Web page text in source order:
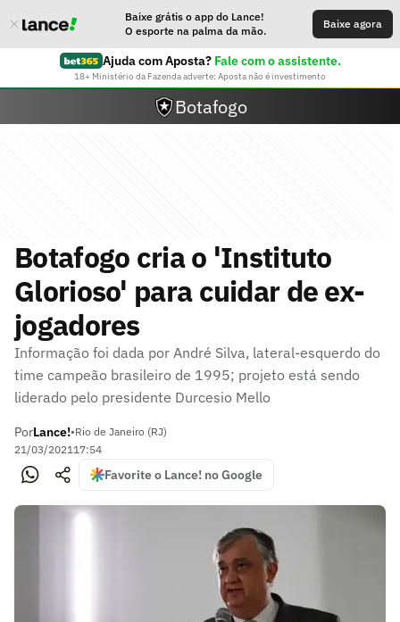
Baixe grátis o app do Lance!
O esporte na palma da mão.
Baixe agora
Ajuda com Aposta? Fale com o assistente.
18+ Ministério da Fazenda adverte: Aposta não é investimento
Botafogo
Botafogo cria o 'Instituto
Glorioso' para cuidar de ex-
jogadores
Informação foi dada por André Silva, lateral-esquerdo do
time campeão brasileiro de 1995; projeto está sendo
liderado pelo presidente Durcesio Mello
PorLance!•Rio de Janeiro (RJ)
21/03/202117:54
Favorite o Lance! no Google